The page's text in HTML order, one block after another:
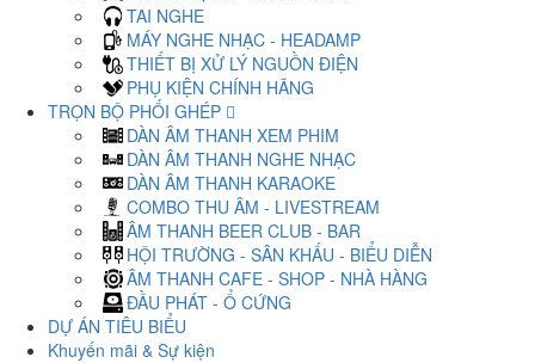
TAI NGHE
MÁY NGHE NHẠC - HEADAMP
THIẾT BỊ XỬ LÝ NGUỒN ĐIỆN
PHỤ KIỆN CHÍNH HÃNG
TRỌN BỘ PHỐI GHÉP
DÀN ÂM THANH XEM PHIM
DÀN ÂM THANH NGHE NHẠC
DÀN ÂM THANH KARAOKE
COMBO THU ÂM - LIVESTREAM
ÂM THANH BEER CLUB - BAR
HỘI TRƯỜNG - SÂN KHẤU - BIỂU DIỄN
ÂM THANH CAFE - SHOP - NHÀ HÀNG
ĐẦU PHÁT - Ổ CỨNG
DỰ ÁN TIÊU BIỂU
Khuyến mãi & Sự kiện